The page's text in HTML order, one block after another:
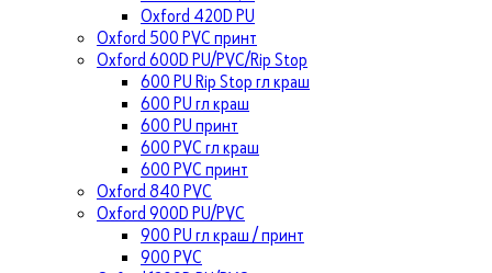
Oxford 420D PU
Oxford 500 PVC принт
Oxford 600D PU/PVC/Rip Stop
600 PU Rip Stop гл краш
600 PU гл краш
600 PU принт
600 PVC гл краш
600 PVC принт
Oxford 840 PVC
Oxford 900D PU/PVC
900 PU гл краш / принт
900 PVC